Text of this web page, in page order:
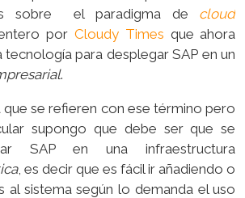
sobre el paradigma de cloud
por Cloudy Times que ahora
para desplegar SAP en un
.
que se refieren con ese término pero
supongo que debe ser que se
SAP en una infraestructura
, es decir que es fácil ir añadiendo o
al sistema según lo demanda el uso